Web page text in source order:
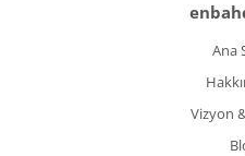
Ana
Vizyon